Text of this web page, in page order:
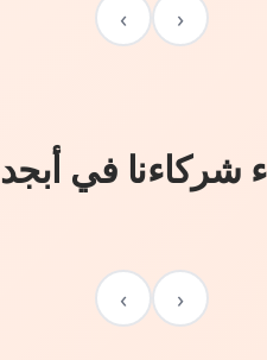
‹
›
شركاءنا في أبجد
‹
›